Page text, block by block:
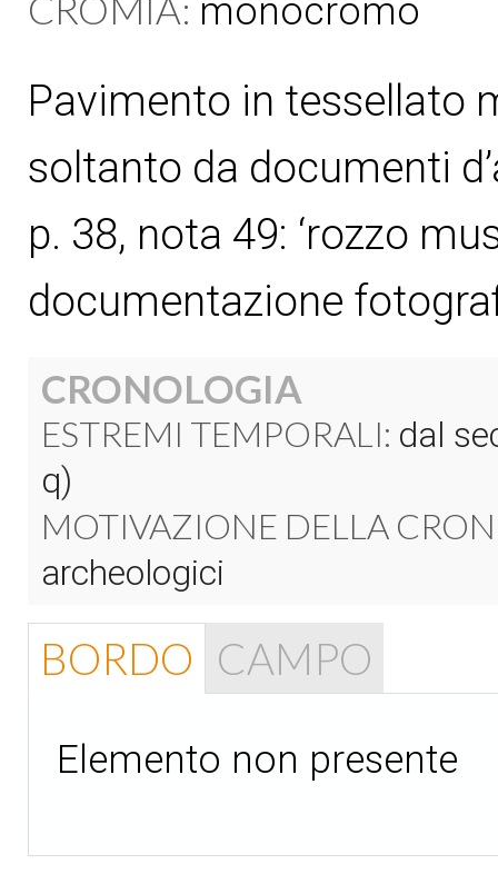
monocromo
Pavimento in tessellato
soltanto da documenti
p. 38, nota 49: ‘rozzo
documentazione
CRONOLOGIA
ESTREMI TEMPORALI: dal
q)
MOTIVAZIONE DELLA
archeologici
BORDO CAMPO
Elemento non presente